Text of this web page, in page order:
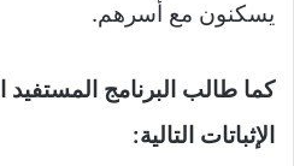
يسكنون مع أسرهم.
كما طالب البرنامج
الإثباتات التالية: